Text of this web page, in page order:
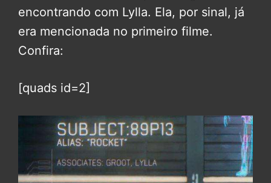
encontrando com Lylla. Ela, por sinal, já
era mencionada no primeiro filme.
Confira:
[quads id=2]